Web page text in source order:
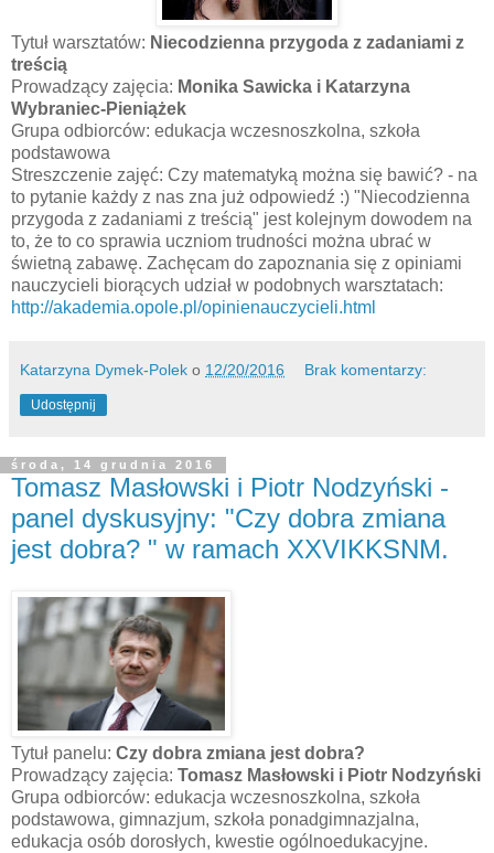
Tytuł warsztatów: Niecodzienna przygoda z zadaniami z
treścią
Prowadzący zajęcia: Monika Sawicka i Katarzyna
Wybraniec-Pieniążek
Grupa odbiorców: edukacja wczesnoszkolna, szkoła
podstawowa
Streszczenie zajęć: Czy matematyką można się bawić? - na
to pytanie każdy z nas zna już odpowiedź :) "Niecodzienna
przygoda z zadaniami z treścią" jest kolejnym dowodem na
to, że to co sprawia uczniom trudności można ubrać w
świetną zabawę. Zachęcam do zapoznania się z opiniami
nauczycieli biorących udział w podobnych warsztatach:
http://akademia.opole.pl/opinienauczycieli.html
Katarzyna Dymek-Polek o 12/20/2016 Brak komentarzy:
Udostępnij
środa, 14 grudnia 2016
Tomasz Masłowski i Piotr Nodzyński -
panel dyskusyjny: "Czy dobra zmiana
jest dobra? " w ramach XXVIKKSNM.
Tytuł panelu: Czy dobra zmiana jest dobra?
Prowadzący zajęcia: Tomasz Masłowski i Piotr Nodzyński
Grupa odbiorców: edukacja wczesnoszkolna, szkoła
podstawowa, gimnazjum, szkoła ponadgimnazjalna,
edukacja osób dorosłych, kwestie ogólnoedukacyjne.